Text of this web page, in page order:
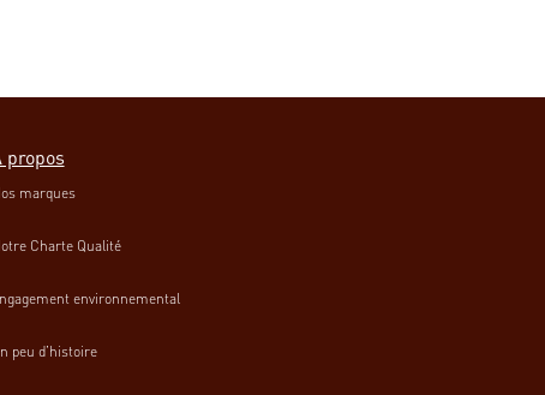
propos
marques
Charte Qualité
environnemental
peu d’histoire